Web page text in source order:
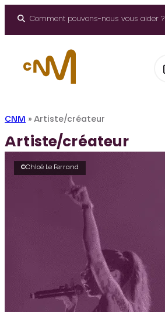
Comment pouvons-nous vous aider ?
CNM » Artiste/créateur
Artiste/créateur
©Chloé Le Ferrand